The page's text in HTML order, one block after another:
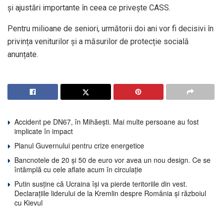
și ajustări importante în ceea ce privește CASS.
Pentru milioane de seniori, următorii doi ani vor fi decisivi în
privința veniturilor și a măsurilor de protecție socială
anunțate.
Accident pe DN67, în Mihăești. Mai multe persoane au fost
implicate în impact
Planul Guvernului pentru crize energetice
Bancnotele de 20 și 50 de euro vor avea un nou design. Ce se
întâmplă cu cele aflate acum în circulație
Putin susține că Ucraina își va pierde teritoriile din vest.
Declarațiile liderului de la Kremlin despre România și războiul
cu Kievul